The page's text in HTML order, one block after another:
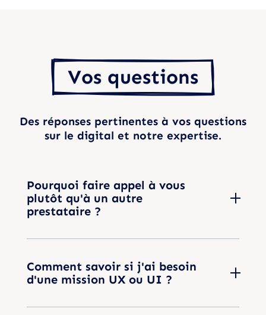
  Vos questions
Des réponses pertinentes à vos questions
sur le digital et notre expertise.
Pourquoi faire appel à vous
plutôt qu'à un autre
prestataire ?
Comment savoir si j'ai besoin
d'une mission UX ou UI ?